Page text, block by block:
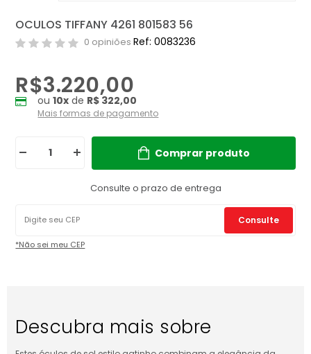
OCULOS TIFFANY 4261 801583 56
0 opiniões Ref: 0083236
R$3.220,00
ou10x de R$ 322,00
Mais formas de pagamento
Comprar produto
Consulte o prazo de entrega
Consulte
*Não sei meu CEP
Descubra mais sobre